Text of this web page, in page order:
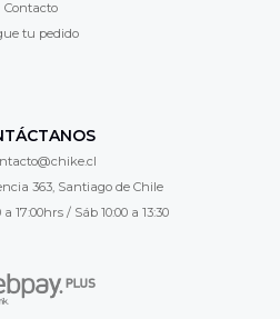
Contacto
tu pedido
363, Santiago de Chile
17:00hrs / Sáb 10:00 a 13:30